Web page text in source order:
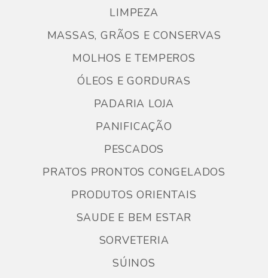
LIMPEZA
MASSAS, GRÃOS E CONSERVAS
MOLHOS E TEMPEROS
ÓLEOS E GORDURAS
PADARIA LOJA
PANIFICAÇÃO
PESCADOS
PRATOS PRONTOS CONGELADOS
PRODUTOS ORIENTAIS
SAUDE E BEM ESTAR
SORVETERIA
SÚINOS